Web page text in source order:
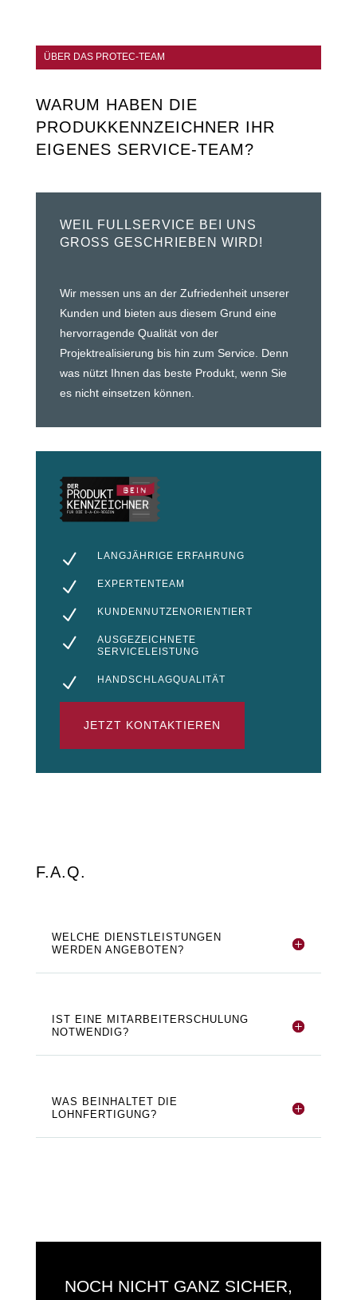
ÜBER DAS PROTEC-TEAM
WARUM HABEN DIE
PRODUKKENNZEICHNER IHR
EIGENES SERVICE-TEAM?
WEIL FULLSERVICE BEI UNS
GROSS GESCHRIEBEN WIRD!
Wir messen uns an der Zufriedenheit unserer
Kunden und bieten aus diesem Grund eine
hervorragende Qualität von der
Projektrealisierung bis hin zum Service. Denn
was nützt Ihnen das beste Produkt, wenn Sie
es nicht einsetzen können.
N LANGJÄHRIGE ERFAHRUNG
N EXPERTENTEAM
N KUNDENNUTZENORIENTIERT
N
AUSGEZEICHNETE
SERVICELEISTUNG
N HANDSCHLAGQUALITÄT
JETZT KONTAKTIEREN
F.A.Q.
WELCHE DIENSTLEISTUNGEN
WERDEN ANGEBOTEN?
IST EINE MITARBEITERSCHULUNG
NOTWENDIG?
WAS BEINHALTET DIE
LOHNFERTIGUNG?
NOCH NICHT GANZ SICHER,